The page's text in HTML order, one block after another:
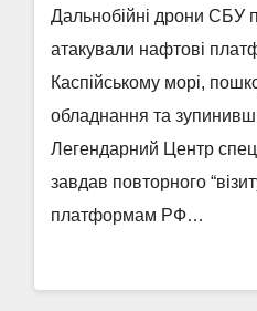
Дальнобійні дрони СБУ
атакували нафтові
Каспійському морі,
обладнання та
Легендарний Центр
завдав повторного
платформам РФ…